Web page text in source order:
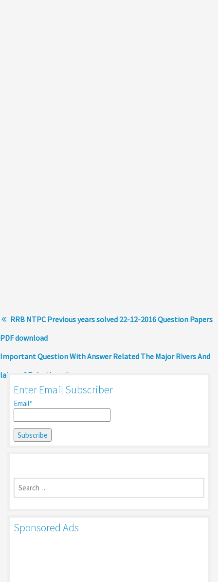
RRB NTPC Previous years solved 22-12-2016 Question Papers
PDF download
Important Question With Answer Related The Major Rivers And
lakes of Rajasthan
Enter Email Subscriber
Email*
Search
for:
Sponsored Ads